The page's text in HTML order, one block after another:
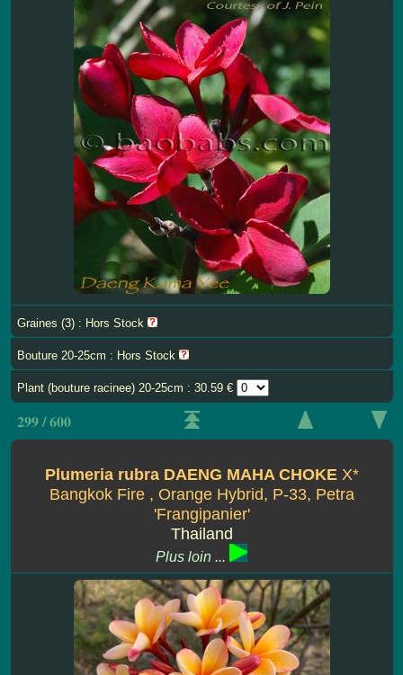
Graines (3) : Hors Stock
Bouture 20-25cm : Hors Stock
Plant (bouture racinee) 20-25cm : 30.59 €
299 / 600
Plumeria rubra DAENG MAHA CHOKE X*
Bangkok Fire , Orange Hybrid, P-33, Petra
'Frangipanier'
Thailand
Plus loin ...